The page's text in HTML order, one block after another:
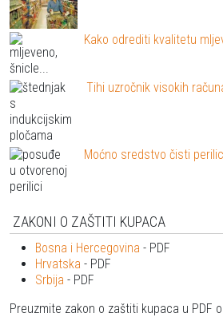
Kako odrediti kvalitetu
Tihi uzročnik visokih
Moćno sredstvo čisti
ZAKONI O ZAŠTITI KUPACA
Bosna i Hercegovina - PDF
Hrvatska - PDF
Srbija - PDF
Preuzmite zakon o zaštiti kupaca u PDF